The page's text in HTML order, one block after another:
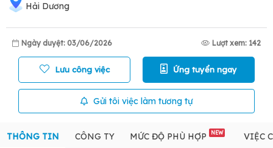
Hải Dương
Ngày duyệt: 03/06/2026 Lượt xem: 142
Lưu công việc Ứng tuyển ngay
Gửi tôi việc làm tương tự
THÔNG TIN CÔNG TY MỨC ĐỘ PHÙ HỢP NEW VIỆC